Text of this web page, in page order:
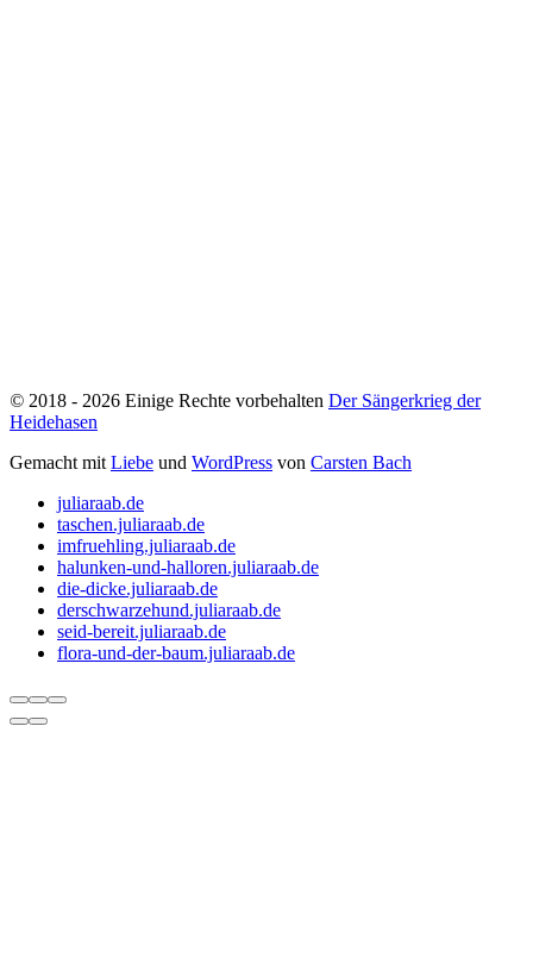
© 2018 - 2026 Einige Rechte vorbehalten Der Sängerkrieg der
Heidehasen
Gemacht mit Liebe und WordPress von Carsten Bach
juliaraab.de
taschen.juliaraab.de
imfruehling.juliaraab.de
halunken-und-halloren.juliaraab.de
die-dicke.juliaraab.de
derschwarzehund.juliaraab.de
seid-bereit.juliaraab.de
flora-und-der-baum.juliaraab.de